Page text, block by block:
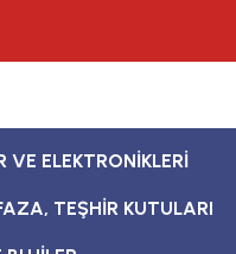
ELEKTRONİKLERİ
TEŞHİR KUTULARI